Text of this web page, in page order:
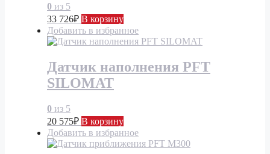
0 из 5
33 726₽ В корзину
Добавить в избранное
Датчик наполнения PFT
SILOMAT
0 из 5
20 575₽ В корзину
Добавить в избранное